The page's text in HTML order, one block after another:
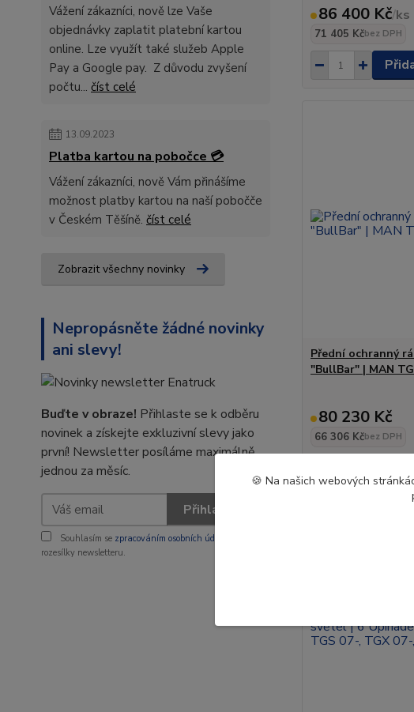
Vážení zákazníci, nově lze Vaše
objednávky zaplatit platební kartou
online. Lze využít také služeb Apple
Pay a Google pay. Z důvodu zvyšení
počtu... číst celé
13.09.2023
Platba kartou na pobočce 💳
Vážení zákazníci, nově Vám přinášíme
možnost platby kartou na naší pobočče
v Českém Těšíně. číst celé
Zobrazit všechny novinky
Nepropásněte žádné novinky
ani slevy!
Buďte v obraze! Přihlaste se k odběru
novinek a získejte exkluzivní slevy jako
první! Newsletter posíláme maximálně
jednou za měsíc.
Přihlásit se
Souhlasím se zpracováním osobních údajů
rozesílky newsletteru.
86 400 Kč/ks
71 405 Kčbez DPH
Přední ochranný
"BullBar" | MAN
80 230 Kč
66 306 Kčbez DPH
🍪 Na našich webových